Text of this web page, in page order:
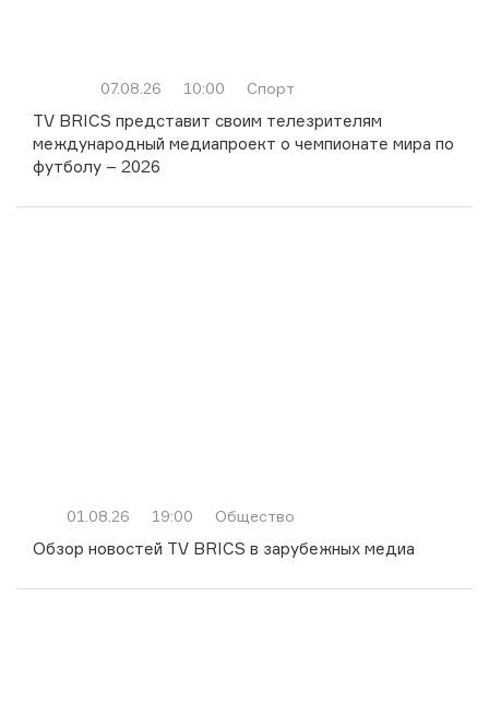
07.08.26 10:00 Спорт
TV BRICS представит своим телезрителям
международный медиапроект о чемпионате мира по
футболу – 2026
01.08.26 19:00 Общество
Обзор новостей TV BRICS в зарубежных медиа